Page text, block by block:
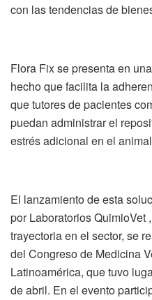
con las tendencias de
Flora Fix se presenta en
hecho que facilita la
que tutores de pacientes
puedan administrar el
estrés adicional en el
El lanzamiento de esta
por Laboratorios QuimioVet
trayectoria en el sector, se
del Congreso de Medicina
Latinoamérica, que tuvo
de abril. En el evento